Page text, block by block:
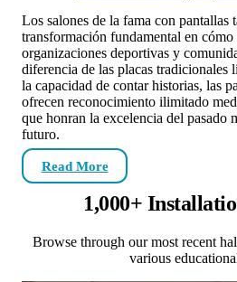
Los salones de la fama con pantallas
transformación fundamental en
organizaciones deportivas y
diferencia de las placas tradicionales
la capacidad de contar historias, las
ofrecen reconocimiento ilimitado
que honran la excelencia del pasado
futuro.
Read More
1,000+
Browse through our most recent
various